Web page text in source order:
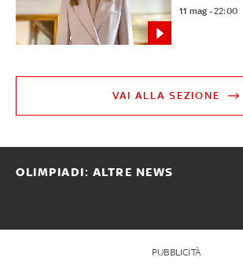
11 mag - 22:00
VAI ALLA SEZIONE
OLIMPIADI: ALTRE NEWS
PUBBLICITÀ